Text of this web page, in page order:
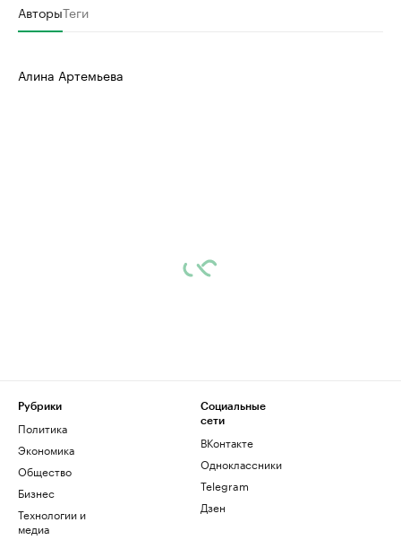
АвторыТеги
Алина Артемьева
Рубрики
Политика
Экономика
Общество
Бизнес
Технологии и
медиа
Социальные
сети
ВКонтакте
Одноклассники
Telegram
Дзен